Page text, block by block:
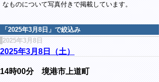
なものについて写真付きで掲載しています。
「 2025年3月8日 」で絞込み
2025年3月8日
2025年3月8日（土）
14時00分 境港市上道町